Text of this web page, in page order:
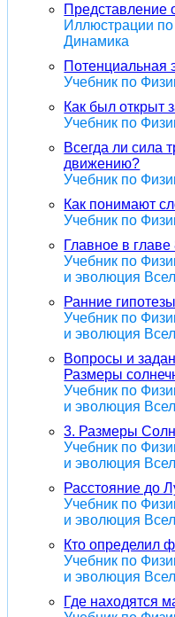
Представление
Иллюстрации
Динамика
Потенциальная
Учебник по
Как был открыт
Учебник по
Всегда ли сила
движению?
Учебник по
Как понимают
Учебник по
Главное в
Учебник по
и эволюция
Ранние гипотезы
Учебник по
и эволюция
Вопросы и
Размеры
Учебник по
и эволюция
3. Размеры
Учебник по
и эволюция
Расстояние до
Учебник по
и эволюция
Кто определил
Учебник по
и эволюция
Где находятся